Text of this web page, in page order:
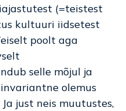
(=teistest
kultuuri iidsetest
poolt aga
selle mõjul ja
olemus
just neis muutustes,